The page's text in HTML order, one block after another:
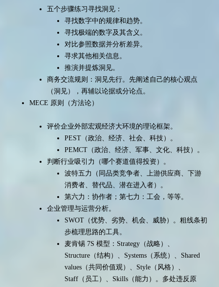
五个步骤练习寻找洞见：
寻找数字中的规律和趋势。
寻找极端的数字及其含义。
对比参照数据并分析差异。
寻求其他相关信息。
推演并提炼洞见。
商务交流规则：洞见先行。先阐述自己的核心观点
（洞见），再辅以论据或分论点。
MECE 原则（方法论）
评价企业外部宏观经济大环境的理论框架。
PEST（政治、经济、社会、科技）。
PEMCT（政治、经济、军事、文化、科技）。
判断行业吸引力（哪个赛道值得投资）。
波特五力（同品类竞争者、上游供应商、下游
消费者、替代品、潜在进入者）。
第六力：协作者；第七力：工会，等等。
企业管理与运营分析。
SWOT（优势、劣势、机会、威胁）。粗线条初
步梳理思路的工具。
麦肯锡 7S 模型：Strategy（战略）、
Structure（结构）、Systems（系统）、Shared
values（共同价值观）、Style（风格）、
Staff（员工）、Skills（能力）。多处违反原